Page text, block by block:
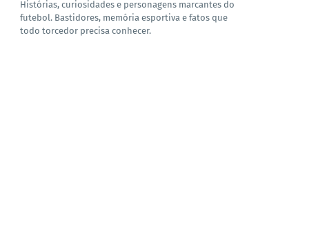
Histórias, curiosidades e personagens marcantes do
futebol. Bastidores, memória esportiva e fatos que
todo torcedor precisa conhecer.